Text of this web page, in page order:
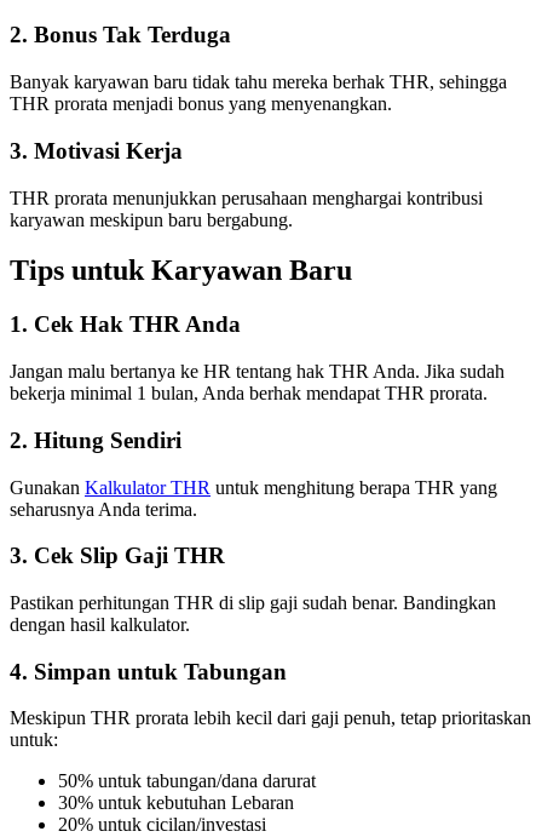
2. Bonus Tak Terduga
Banyak karyawan baru tidak tahu mereka berhak THR, sehingga
THR prorata menjadi bonus yang menyenangkan.
3. Motivasi Kerja
THR prorata menunjukkan perusahaan menghargai kontribusi
karyawan meskipun baru bergabung.
Tips untuk Karyawan Baru
1. Cek Hak THR Anda
Jangan malu bertanya ke HR tentang hak THR Anda. Jika sudah
bekerja minimal 1 bulan, Anda berhak mendapat THR prorata.
2. Hitung Sendiri
Gunakan Kalkulator THR untuk menghitung berapa THR yang
seharusnya Anda terima.
3. Cek Slip Gaji THR
Pastikan perhitungan THR di slip gaji sudah benar. Bandingkan
dengan hasil kalkulator.
4. Simpan untuk Tabungan
Meskipun THR prorata lebih kecil dari gaji penuh, tetap prioritaskan
untuk:
50% untuk tabungan/dana darurat
30% untuk kebutuhan Lebaran
20% untuk cicilan/investasi